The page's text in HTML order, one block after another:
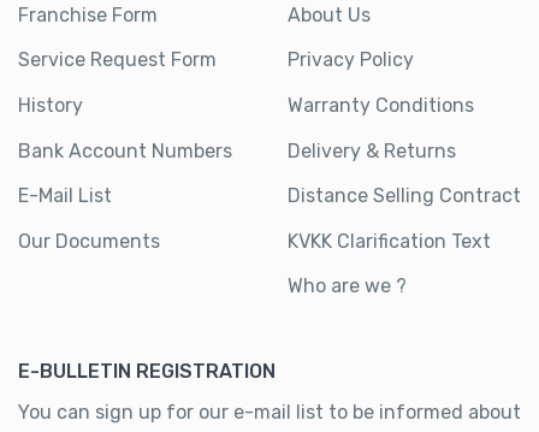
Franchise Form
Service Request Form
History
Bank Account Numbers
E-Mail List
Our Documents
About Us
Privacy Policy
Warranty Conditions
Delivery & Returns
Distance Selling Contract
KVKK Clarification Text
Who are we ?
E-BULLETIN REGISTRATION
You can sign up for our e-mail list to be informed about